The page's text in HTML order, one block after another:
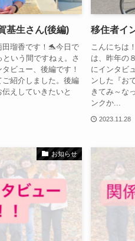
基生さん(後編)
瑠香です！🐬今日で
いう間ですねぇ。さ
ビュー、後編です！
紹介しました。後編
えしていきたいと
移住者イ
こんにちは
は、昨年の
にインタビ
ンした『お
きてみ～な
ンクか...
2023.11.28
お知らせ